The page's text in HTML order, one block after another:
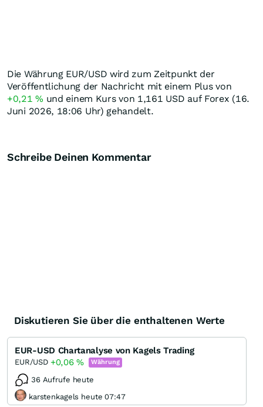
Die Währung EUR/USD wird zum Zeitpunkt der
Veröffentlichung der Nachricht mit einem Plus von
+0,21% und einem Kurs von 1,161 USD auf Forex (16.
Juni 2026, 18:06 Uhr) gehandelt.
Schreibe Deinen Kommentar
Diskutieren Sie über die enthaltenen Werte
EUR-USD Chartanalyse von Kagels Trading
EUR/USD +0,06% Währung
36 Aufrufe heute
karstenkagels heute 07:47